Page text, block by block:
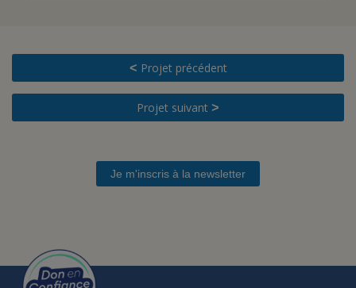
< Projet précédent
Projet suivant >
Je m'inscris à la newsletter